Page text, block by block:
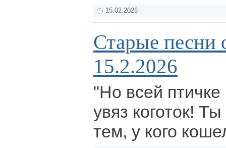
15.02.2026
Старые песни
15.2.2026
"Но всей птичке
увяз коготок!
тем, у кого